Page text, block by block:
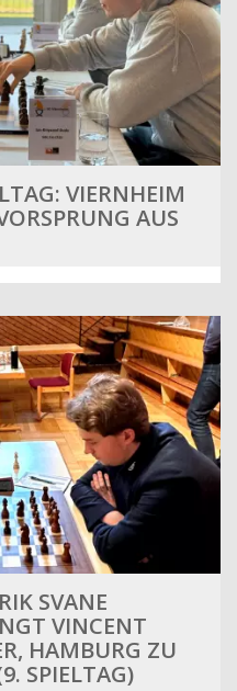
VIERNHEIM
AUS
SVANE
VINCENT
HAMBURG ZU
SPIELTAG)